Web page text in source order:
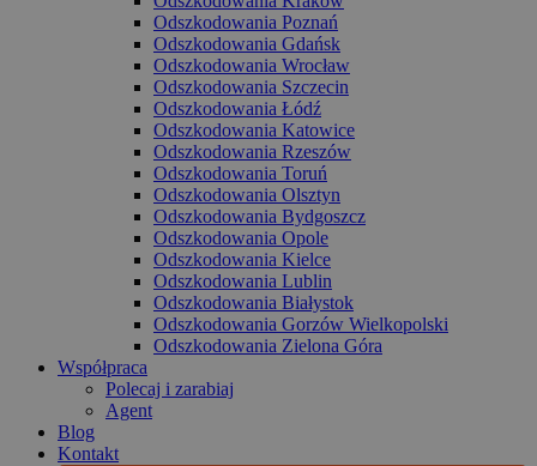
Odszkodowania Poznań
Odszkodowania Gdańsk
Odszkodowania Wrocław
Odszkodowania Szczecin
Odszkodowania Łódź
Odszkodowania Katowice
Odszkodowania Rzeszów
Odszkodowania Toruń
Odszkodowania Olsztyn
Odszkodowania Bydgoszcz
Odszkodowania Opole
Odszkodowania Kielce
Odszkodowania Lublin
Odszkodowania Białystok
Odszkodowania Gorzów Wielkopolski
Odszkodowania Zielona Góra
Współpraca
Polecaj i zarabiaj
Agent
Blog
Kontakt